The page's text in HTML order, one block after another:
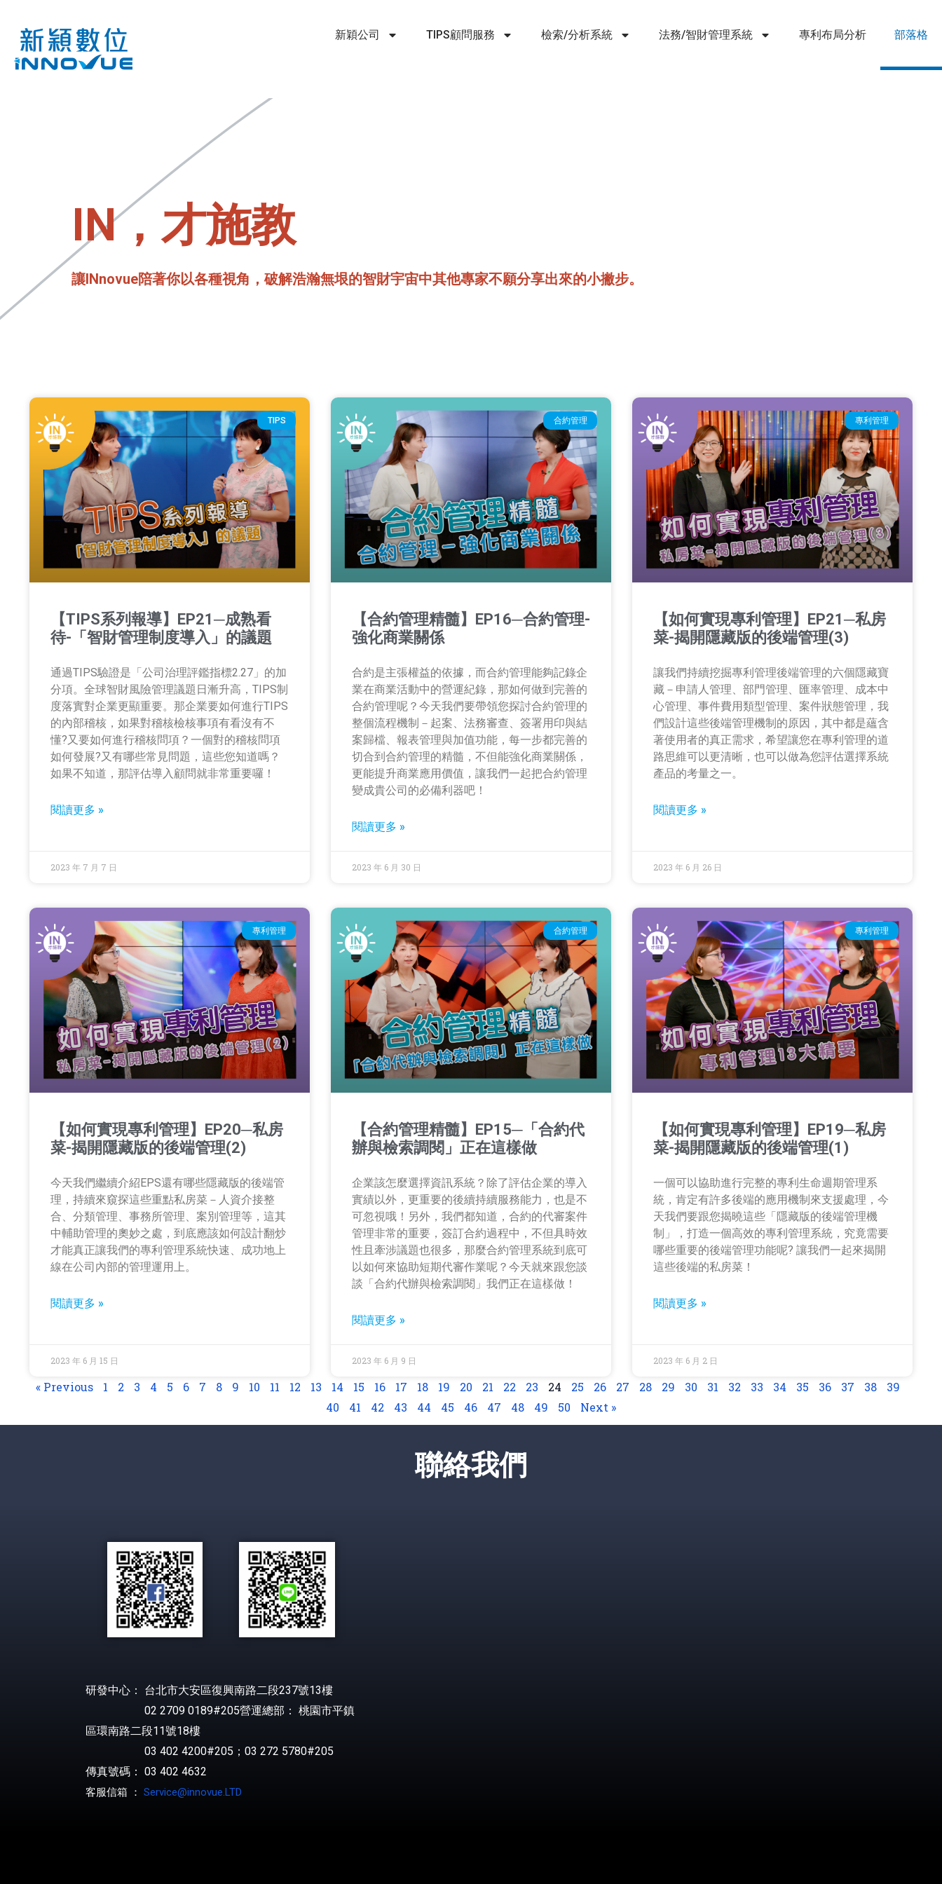
新穎公司 TIPS顧問服務 檢索/分析系統 法務/智財管理系統 專利布局分析 部落格
IN，才施教
讓INnovue陪著你以各種視角，破解浩瀚無垠的智財宇宙中其他專家不願分享出來的小撇步。
TIPS
【TIPS系列報導】EP21─成熟看
待-「智財管理制度導入」的議題
通過TIPS驗證是「公司治理評鑑指標2.27」的加
分項。全球智財風險管理議題日漸升高，TIPS制
度落實對企業更顯重要。那企業要如何進行TIPS
的內部稽核，如果對稽核檢核事項有看沒有不
懂?又要如何進行稽核問項？一個對的稽核問項
如何發展?又有哪些常見問題，這些您知道嗎？
如果不知道，那評估導入顧問就非常重要囉！
閱讀更多 »
2023 年 7 月 7 日
合約管理
【合約管理精髓】EP16─合約管理-
強化商業關係
合約是主張權益的依據，而合約管理能夠記錄企
業在商業活動中的營運紀錄，那如何做到完善的
合約管理呢？今天我們要帶領您探討合約管理的
整個流程機制－起案、法務審查、簽署用印與結
案歸檔、報表管理與加值功能，每一步都完善的
切合到合約管理的精髓，不但能強化商業關係，
更能提升商業應用價值，讓我們一起把合約管理
變成貴公司的必備利器吧！
閱讀更多 »
2023 年 6 月 30 日
專利管理
【如何實現專利管理】EP21─私房
菜-揭開隱藏版的後端管理(3)
讓我們持續挖掘專利管理後端管理的六個隱藏寶
藏－申請人管理、部門管理、匯率管理、成本中
心管理、事件費用類型管理、案件狀態管理，我
們設計這些後端管理機制的原因，其中都是蘊含
著使用者的真正需求，希望讓您在專利管理的道
路思維可以更清晰，也可以做為您評估選擇系統
產品的考量之一。
閱讀更多 »
2023 年 6 月 26 日
專利管理
【如何實現專利管理】EP20─私房
菜-揭開隱藏版的後端管理(2)
今天我們繼續介紹EPS還有哪些隱藏版的後端管
理，持續來窺探這些重點私房菜－人資介接整
合、分類管理、事務所管理、案別管理等，這其
中輔助管理的奧妙之處，到底應該如何設計翻炒
才能真正讓我們的專利管理系統快速、成功地上
線在公司內部的管理運用上。
閱讀更多 »
2023 年 6 月 15 日
合約管理
【合約管理精髓】EP15─「合約代
辦與檢索調閱」正在這樣做
企業該怎麼選擇資訊系統？除了評估企業的導入
實績以外，更重要的後續持續服務能力，也是不
可忽視哦！另外，我們都知道，合約的代審案件
管理非常的重要，簽訂合約過程中，不但具時效
性且牽涉議題也很多，那麼合約管理系統到底可
以如何來協助短期代審作業呢？今天就來跟您談
談「合約代辦與檢索調閱」我們正在這樣做！
閱讀更多 »
2023 年 6 月 9 日
專利管理
【如何實現專利管理】EP19─私房
菜-揭開隱藏版的後端管理(1)
一個可以協助進行完整的專利生命週期管理系
統，肯定有許多後端的應用機制來支援處理，今
天我們要跟您揭曉這些「隱藏版的後端管理機
制」，打造一個高效的專利管理系統，究竟需要
哪些重要的後端管理功能呢? 讓我們一起來揭開
這些後端的私房菜！
閱讀更多 »
2023 年 6 月 2 日
« Previous 1 2 3 4 5 6 7 8 9 10 11 12 13 14 15 16 17 18 19 20 21 22 23 24 25 26 27 28 29 30 31 32 33 34 35 36 37 38
39
40
41 42 43 44 45 46 47 48 49 50 Next »
聯絡我們
研發中心： 台北市大安區復興南路二段237號13樓
02 2709 0189#205營運總部： 桃園市平鎮
區環南路二段11號18樓
03 402 4200#205；03 272 5780#205
傳真號碼： 03 402 4632
客服信箱 ： Service@innovue.LTD